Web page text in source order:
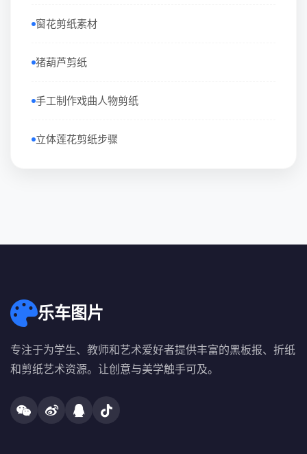
窗花剪纸素材
猪葫芦剪纸
手工制作戏曲人物剪纸
立体莲花剪纸步骤
乐车图片
专注于为学生、教师和艺术爱好者提供丰富的黑板报、折纸
和剪纸艺术资源。让创意与美学触手可及。